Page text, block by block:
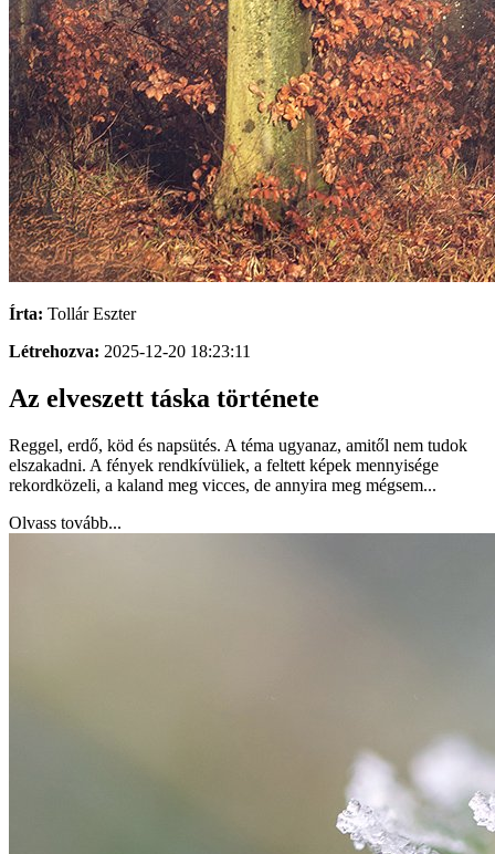
Írta: Tollár Eszter
Létrehozva: 2025-12-20 18:23:11
Az elveszett táska története
Reggel, erdő, köd és napsütés. A téma ugyanaz, amitől nem tudok
elszakadni. A fények rendkívüliek, a feltett képek mennyisége
rekordközeli, a kaland meg vicces, de annyira meg mégsem...
Olvass tovább...